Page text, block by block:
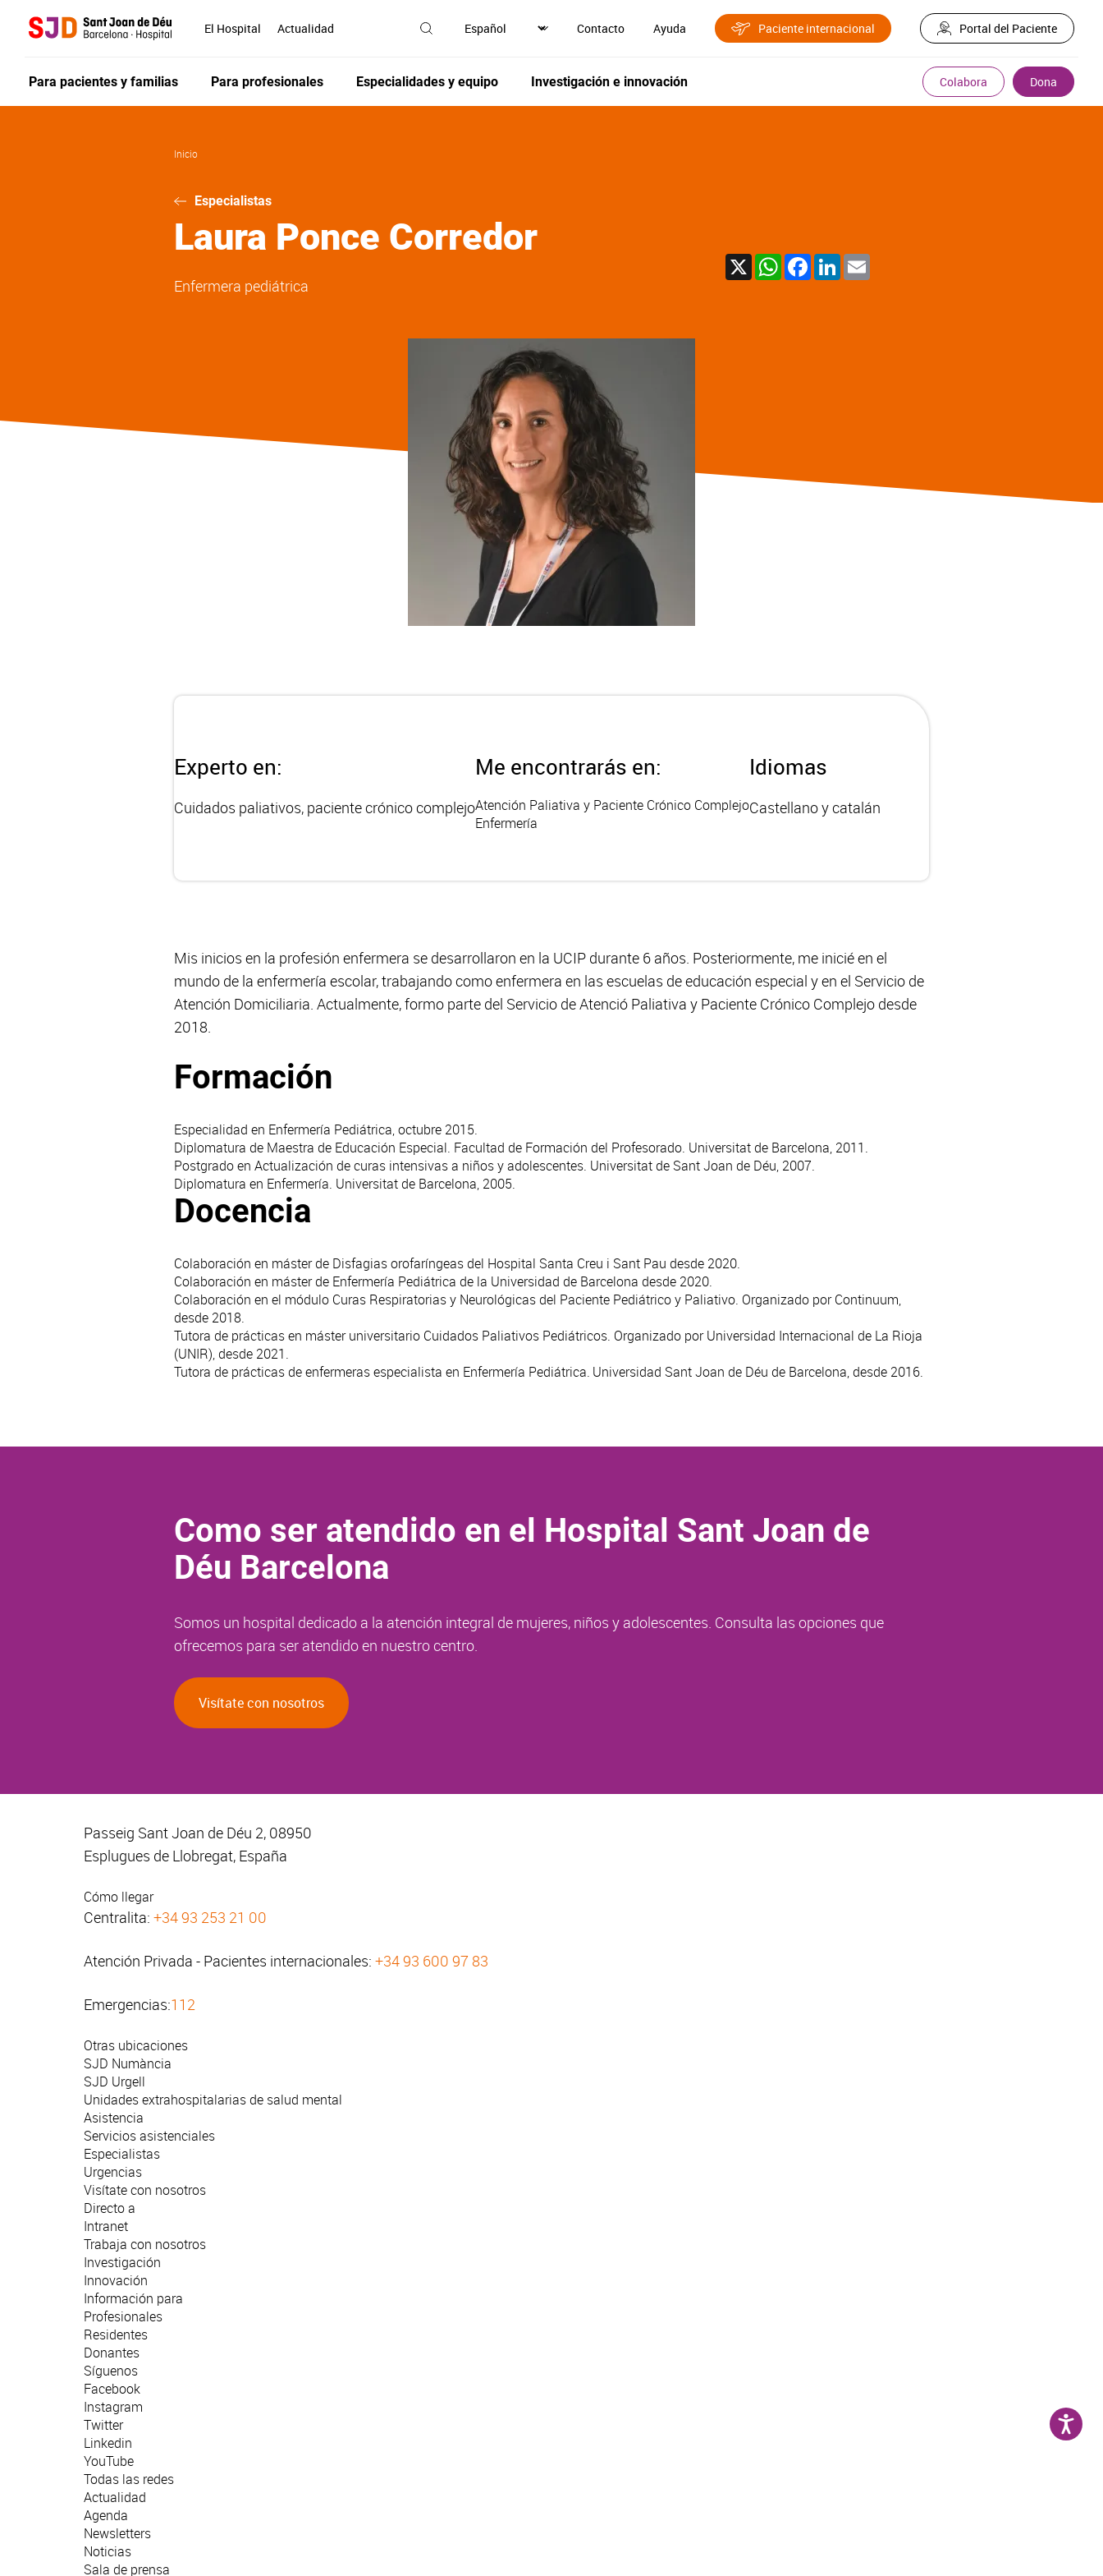
El Hospital Actualidad Contacto Ayuda Paciente internacional Portal del Paciente
Para pacientes y familias Para profesionales Especialidades y equipo Investigación e innovación Colabora Dona
Inicio
Especialistas
Laura Ponce Corredor
Enfermera pediátrica
X WhatsAppFacebook
LinkedIn
Experto en:
Cuidados paliativos, paciente crónico complejo
Me encontrarás en:
Atención Paliativa y Paciente Crónico Complejo
Enfermería
Idiomas
Castellano y catalán
Mis inicios en la profesión enfermera se desarrollaron en la UCIP durante 6 años. Posteriormente, me inicié en el
mundo de la enfermería escolar, trabajando como enfermera en las escuelas de educación especial y en el Servicio de
Atención Domiciliaria. Actualmente, formo parte del Servicio de Atenció Paliativa y Paciente Crónico Complejo desde
2018.
Formación
Especialidad en Enfermería Pediátrica, octubre 2015.
Diplomatura de Maestra de Educación Especial. Facultad de Formación del Profesorado. Universitat de Barcelona, 2011.
Postgrado en Actualización de curas intensivas a niños y adolescentes. Universitat de Sant Joan de Déu, 2007.
Diplomatura en Enfermería. Universitat de Barcelona, 2005.
Docencia
Colaboración en máster de Disfagias orofaríngeas del Hospital Santa Creu i Sant Pau desde 2020.
Colaboración en máster de Enfermería Pediátrica de la Universidad de Barcelona desde 2020.
Colaboración en el módulo Curas Respiratorias y Neurológicas del Paciente Pediátrico y Paliativo. Organizado por Continuum,
desde 2018.
Tutora de prácticas en máster universitario Cuidados Paliativos Pediátricos. Organizado por Universidad Internacional de La Rioja
(UNIR), desde 2021.
Tutora de prácticas de enfermeras especialista en Enfermería Pediátrica. Universidad Sant Joan de Déu de Barcelona, desde 2016.
Como ser atendido en el Hospital Sant Joan de
Déu Barcelona
Somos un hospital dedicado a la atención integral de mujeres, niños y adolescentes. Consulta las opciones que
ofrecemos para ser atendido en nuestro centro.
Visítate con nosotros
Passeig Sant Joan de Déu 2, 08950
Esplugues de Llobregat, España
Cómo llegar
Centralita: +34 93 253 21 00
Atención Privada - Pacientes internacionales: +34 93 600 97 83
Emergencias:112
Otras ubicaciones
SJD Numància
SJD Urgell
Unidades extrahospitalarias de salud mental
Asistencia
Servicios asistenciales
Especialistas
Urgencias
Visítate con nosotros
Directo a
Intranet
Trabaja con nosotros
Investigación
Innovación
Información para
Profesionales
Residentes
Donantes
Síguenos
Facebook
Instagram
Twitter
Linkedin
YouTube
Todas las redes
Actualidad
Agenda
Newsletters
Noticias
Sala de prensa